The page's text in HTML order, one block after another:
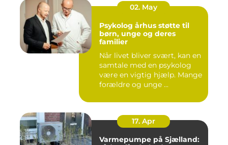
02. May
Psykolog århus støtte til
børn, unge og deres
familier
Når livet bliver svært, kan en
samtale med en psykolog
være en vigtig hjælp. Mange
forældre og unge ...
17. Apr
Varmepumpe på Sjælland: